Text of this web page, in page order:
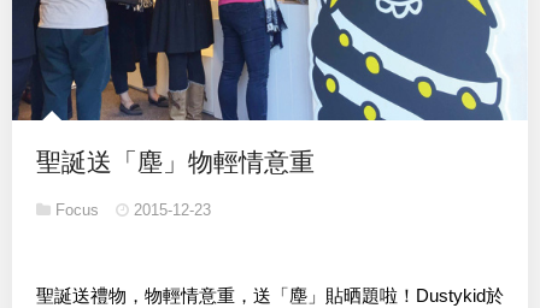
聖誕送「塵」物輕情意重
Focus 2015-12-23
聖誕送禮物，物輕情意重，送「塵」貼晒題啦！Dustykid於